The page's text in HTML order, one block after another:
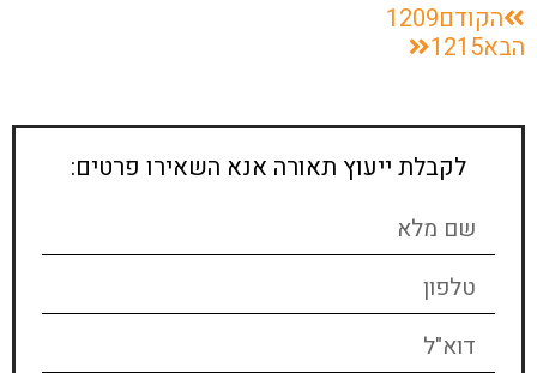
הקודם1209
הבא1215
לקבלת ייעוץ תאורה אנא השאירו פרטים: